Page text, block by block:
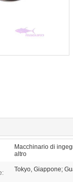
Macchinario di
altro
Tokyo, Giappone;